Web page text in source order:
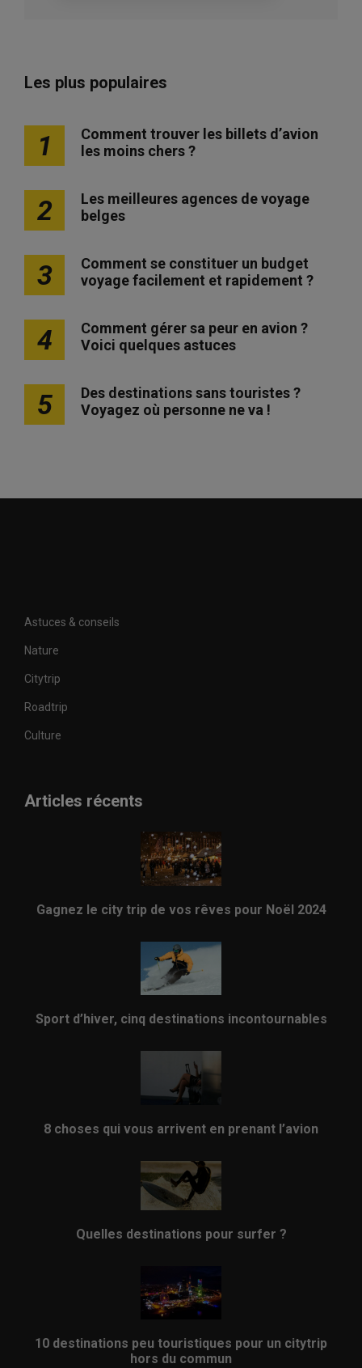
Les plus populaires
1
Comment trouver les billets d’avion
les moins chers ?
2
Les meilleures agences de voyage
belges
3
Comment se constituer un budget
voyage facilement et rapidement ?
4
Comment gérer sa peur en avion ?
Voici quelques astuces
5
Des destinations sans touristes ?
Voyagez où personne ne va !
Astuces & conseils
Nature
Citytrip
Roadtrip
Culture
Articles récents
Gagnez le city trip de vos rêves pour Noël 2024
Sport d’hiver, cinq destinations incontournables
8 choses qui vous arrivent en prenant l’avion
Quelles destinations pour surfer ?
10 destinations peu touristiques pour un citytrip
hors du commun